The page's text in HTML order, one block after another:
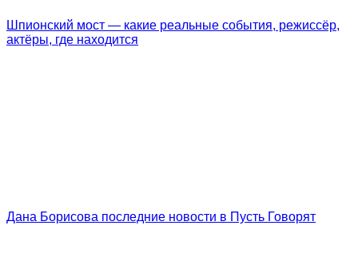
Шпионский мост — какие реальные события, режиссёр,
актёры, где находится
Дана Борисова последние новости в Пусть Говорят